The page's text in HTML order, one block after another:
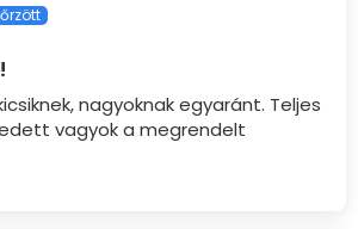
nagyoknak egyaránt. Teljes
vagyok a megrendelt